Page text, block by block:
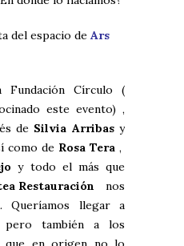
del espacio de Ars
Círculo (
este evento) ,
de Silvia Arribasy
como de Rosa Tera ,
y todo el más que
Restauraciónnos
Queríamos llegar a
pero también a los